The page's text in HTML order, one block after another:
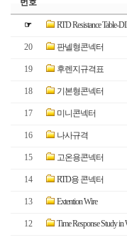
번호
☞ RTD Resistance Table-
20 판넬형콘넥터
19 후렌지규격표
18 기본형콘넥터
17 미니콘넥터
16 나사규격
15 고온용콘넥터
14 RTD용 콘넥터
13 Extention Wire
12 Time Response Study in